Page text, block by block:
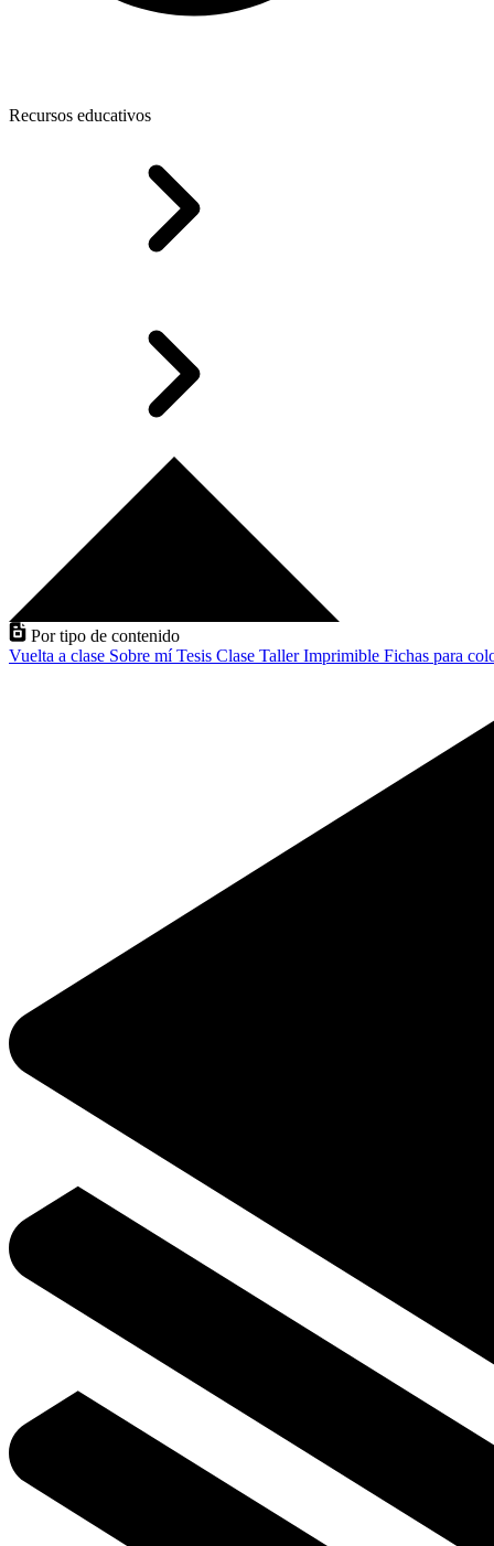
Recursos educativos
Por tipo de contenido
Vuelta a clase Sobre míTesis Clase TallerImprimible Fichas para